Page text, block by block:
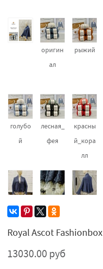
оригин
ал
рыжий
голубо
й
лесная_
фея
красны
й_кора
лл
Royal Ascot Fashionbox
13030.00 руб